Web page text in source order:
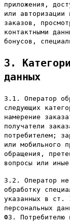
приложения,
или авторизации
заказов,
контактными
бонусов,
3.
данных
3.1. Оператор
следующих
намерение
получатели
потребителем;
или мобильного
обращения,
вопросы или
3.2. Оператор не
обработку
указанных в ст.
персональных
ФЗ. Потребителю